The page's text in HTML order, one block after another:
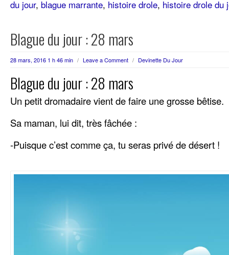
du jour, blague marrante, histoire drole, histoire drole du
Blague du jour : 28 mars
28 mars, 2016 1 h 46 min / Leave a Comment / Devinette Du Jour
Blague du jour : 28 mars
Un petit dromadaire vient de faire une grosse bêtise.
Sa maman, lui dit, très fâchée :
-Puisque c’est comme ça, tu seras privé de désert !